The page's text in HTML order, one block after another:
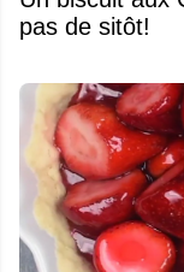
pas de sitôt!